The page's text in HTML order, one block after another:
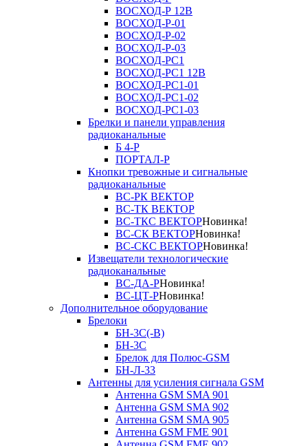
ВОСХОД-Р 12В
ВОСХОД-Р-01
ВОСХОД-Р-02
ВОСХОД-Р-03
ВОСХОД-РС1
ВОСХОД-РС1 12В
ВОСХОД-РС1-01
ВОСХОД-РС1-02
ВОСХОД-РС1-03
Брелки и панели управления
радиоканальные
Б 4-Р
ПОРТАЛ-Р
Кнопки тревожные и сигнальные
радиоканальные
ВС-РК ВЕКТОР
ВС-ТК ВЕКТОР
ВС-ТКС ВЕКТОРНовинка!
ВС-СК ВЕКТОРНовинка!
ВС-СКС ВЕКТОРНовинка!
Извещатели технологические
радиоканальные
ВС-ДА-РНовинка!
ВС-ЦТ-РНовинка!
Дополнительное оборудование
Брелоки
БН-3С(-В)
БН-3С
Брелок для Полюс-GSM
БН-Л-33
Антенны для усиления сигнала GSM
Антенна GSM SMA 901
Антенна GSM SMA 902
Антенна GSM SMA 905
Антенна GSM FME 901